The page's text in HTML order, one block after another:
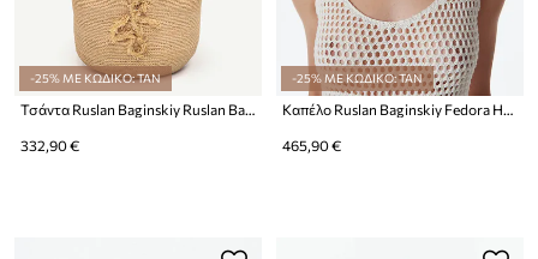
-25% ΜΕ ΚΩΔΙΚΟ: TAN
332,90 €
-25% ΜΕ ΚΩΔΙΚΟ: TAN
465,90 €